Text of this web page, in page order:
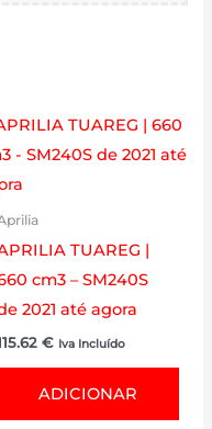
TUAREG |
cm3 – SM240S
2021 até agora
€ Iva Incluído
ADICIONAR